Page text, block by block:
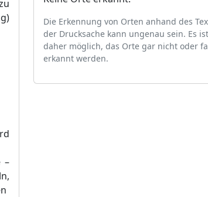
–
,
Die Erkennung von Orten anhand des
der Drucksache kann ungenau sein. Es ist
daher möglich, das Orte gar nicht oder
erkannt werden.